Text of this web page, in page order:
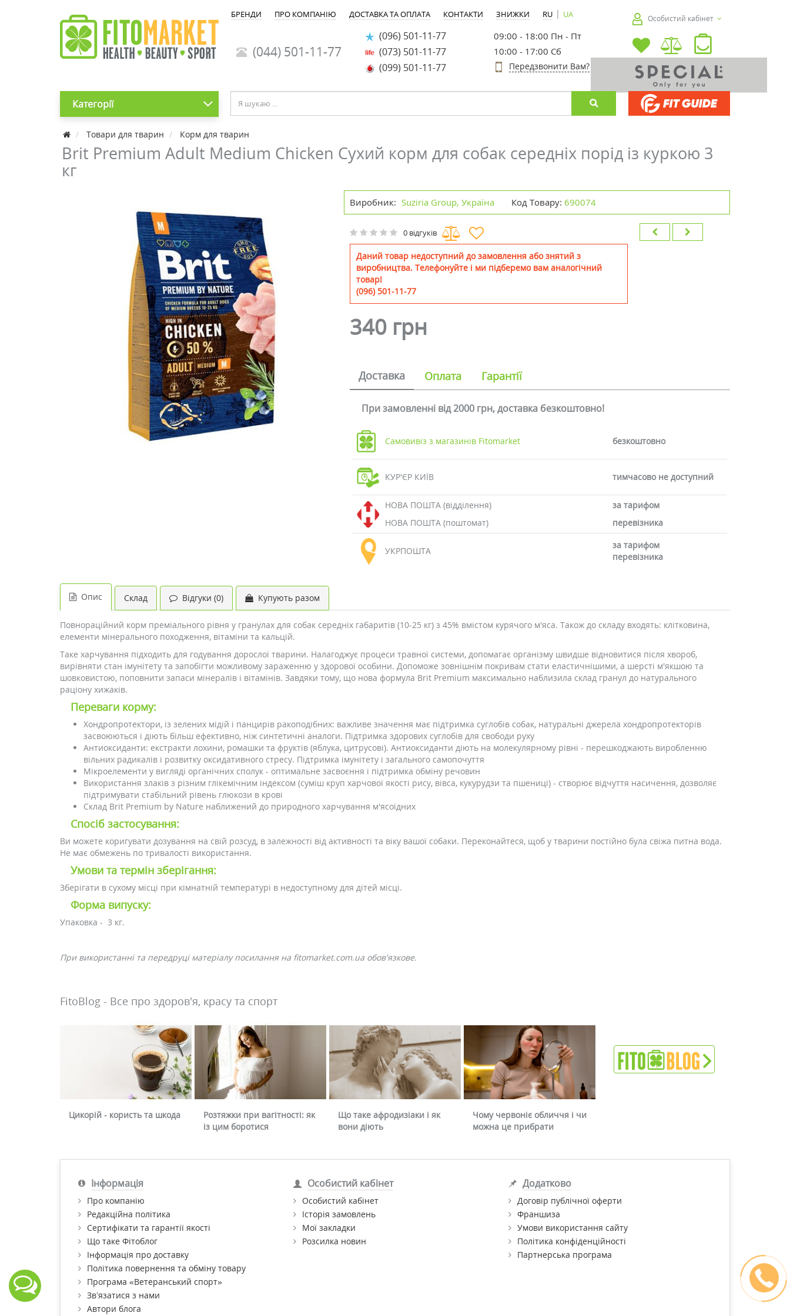
БРЕНДИ ПРО КОМПАНІЮ ДОСТАВКА ТА ОПЛАТА КОНТАКТИ ЗНИЖКИ RU | UA
(044) 501-11-77
(096) 501-11-77
(073) 501-11-77
(099) 501-11-77
09:00 - 18:00 Пн - Пт
10:00 - 17:00 Сб
Передзвонити Вам?
Особистий кабінет
Категорії
Товари для тварин Корм для тварин
Brit Premium Adult Medium Chicken Сухий корм для собак середніх порід із куркою 3
кг
Виробник: Suziria Group, Україна Код Товару: 690074
0 відгуків
Даний товар недоступний до замовлення або знятий з
виробництва. Телефонуйте і ми підберемо вам аналогічний
товар!
(096) 501-11-77
340 грн
Доставка Оплата Гарантії
При замовленні від 2000 грн, доставка безкоштовно!
Самовивіз з магазинів Fitomarket безкоштовно
КУР'ЄР КИЇВ тимчасово не доступний
НОВА ПОШТА (відділення)
за тарифом
НОВА ПОШТА (поштомат)
перевізника
УКРПОШТА
за тарифом
перевізника
Опис Склад Відгуки (0) Купують разом
Повнораційний корм преміального рівня у гранулах для собак середніх габаритів (10-25 кг) з 45% вмістом курячого м'яса. Також до складу входять: клітковина,
елементи мінерального походження, вітаміни та кальцій.
Таке харчування підходить для годування дорослої тварини. Налагоджує процеси травної системи, допомагає організму швидше відновитися після хвороб,
вирівняти стан імунітету та запобігти можливому зараженню у здорової особини. Допоможе зовнішнім покривам стати еластичнішими, а шерсті м'якшою та
шовковистою, поповнити запаси мінералів і вітамінів. Завдяки тому, що нова формула Brit Premium максимально наблизила склад гранул до натурального
раціону хижаків.
Переваги корму:
Хондропротектори, із зелених мідій і панцирів ракоподібних: важливе значення має підтримка суглобів собак, натуральні джерела хондропротекторів
засвоюються і діють більш ефективно, ніж синтетичні аналоги. Підтримка здорових суглобів для свободи руху
Антиоксиданти: екстракти лохини, ромашки та фруктів (яблука, цитрусові). Антиоксиданти діють на молекулярному рівні - перешкоджають виробленню
вільних радикалів і розвитку оксидативного стресу. Підтримка імунітету і загального самопочуття
Мікроелементи у вигляді органічних сполук - оптимальне засвоєння і підтримка обміну речовин
Використання злаків з різним глікемічним індексом (суміш круп харчової якості рису, вівса, кукурудзи та пшениці) - створює відчуття насичення, дозволяє
підтримувати стабільний рівень глюкози в крові
Склад Brit Premium by Nature наближений до природного харчування м'ясоїдних
Спосіб застосування:
Ви можете коригувати дозування на свій розсуд, в залежності від активності та віку вашої собаки. Переконайтеся, щоб у тварини постійно була свіжа питна вода.
Не має обмежень по тривалості використання.
Умови та термін зберігання:
Зберігати в сухому місці при кімнатній температурі в недоступному для дітей місці.
Форма випуску:
Упаковка - 3 кг.
При використанні та передруці матеріалу посилання на fitomarket.com.ua обов'язкове.
FitoBlog - Все про здоров'я, красу та спорт
Цикорій - користь та шкода
Розтяжки при вагітності: як
із цим боротися
Що таке афродизіаки і як
вони діють
Чому червоніє обличчя і чи
можна це прибрати
Інформація
Про компанію
Редакційна політика
Сертифікати та гарантії якості
Що таке Фітоблог
Інформація про доставку
Політика повернення та обміну товару
Програма «Ветеранський спорт»
Зв’язатися з нами
Автори блога
Особистий кабінет
Особистий кабінет
Історія замовлень
Мої закладки
Розсилка новин
Додатково
Договір публічної оферти
Франшиза
Умови використання сайту
Політика конфіденційності
Партнерська програма